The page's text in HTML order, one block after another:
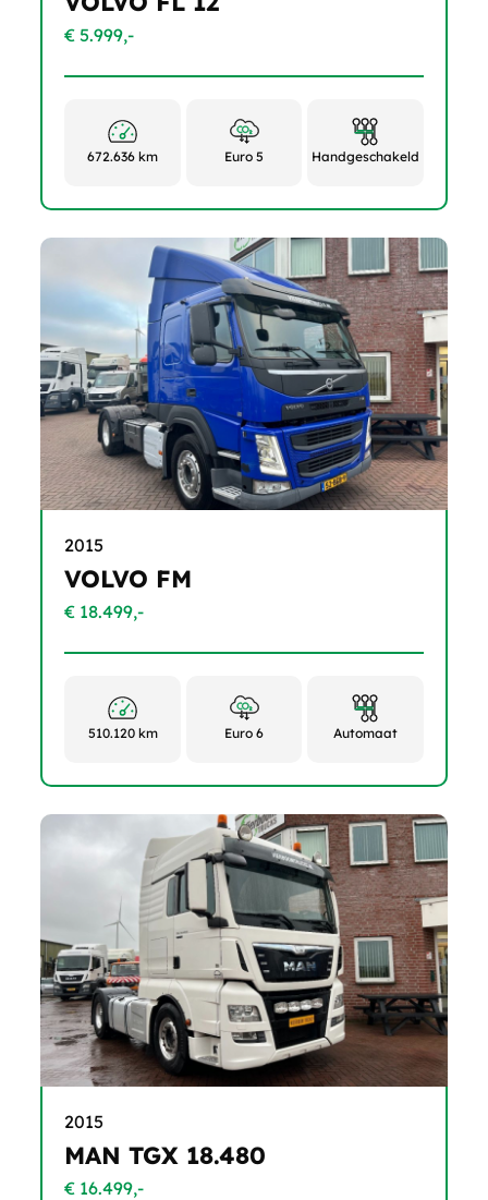
€ 5.999,-
672.636 km Euro 5 Handgeschakeld
2015
VOLVO FM
€ 18.499,-
510.120 km Euro 6 Automaat
2015
MAN TGX 18.480
€ 16.499,-